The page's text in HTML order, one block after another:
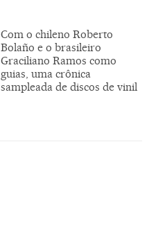
Com o chileno Roberto
Bolaño e o brasileiro
Graciliano Ramos como
guias, uma crônica
sampleada de discos de vinil